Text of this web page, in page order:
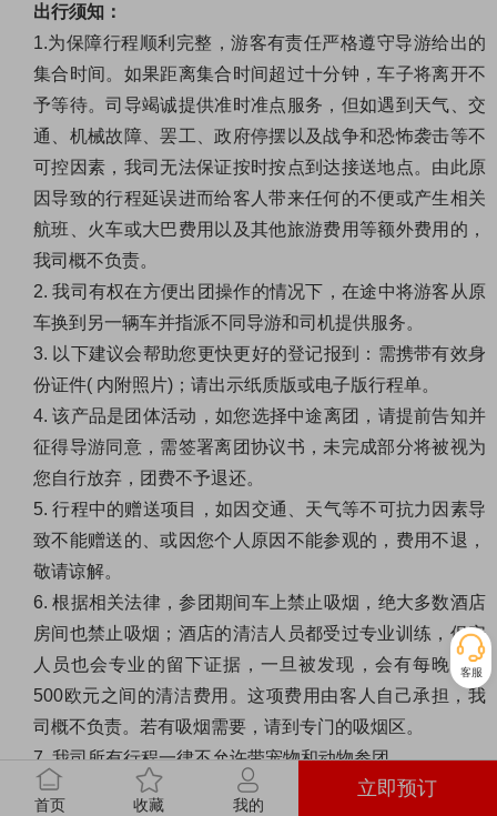
出行须知：
1.为保障行程顺利完整，游客有责任严格遵守导游给出的
集合时间。如果距离集合时间超过十分钟，车子将离开不
予等待。司导竭诚提供准时准点服务，但如遇到天气、交
通、机械故障、罢工、政府停摆以及战争和恐怖袭击等不
可控因素，我司无法保证按时按点到达接送地点。由此原
因导致的行程延误进而给客人带来任何的不便或产生相关
航班、火车或大巴费用以及其他旅游费用等额外费用的，
我司概不负责。
2.我司有权在方便出团操作的情况下，在途中将游客从原
车换到另一辆车并指派不同导游和司机提供服务。
3. 以下建议会帮助您更快更好的登记报到：需携带有效身
份证件( 内附照片) ；请出示纸质版或电子版行程单。
4.该产品是团体活动，如您选择中途离团，请提前告知并
征得导游同意，需签署离团协议书，未完成部分将被视为
您自行放弃，团费不予退还。
5.行程中的赠送项目，如因交通、天气等不可抗力因素导
致不能赠送的、或因您个人原因不能参观的，费用不退，
敬请谅解。
6.根据相关法律，参团期间车上禁止吸烟，绝大多数酒店
房间也禁止吸烟；酒店的清洁人员都受过专业训练，保安
人员也会专业的留下证据，一旦被发现，会有每晚 100-
500欧元之间的清洁费用。这项费用由客人自己承担，我
司概不负责。若有吸烟需要，请到专门的吸烟区。
7. 我司所有行程一律不允许带宠物和动物参团。
8.过境时需检查行李。游客需要在过境处向海关申报需缴
首页 收藏 我的
立即预订
客服